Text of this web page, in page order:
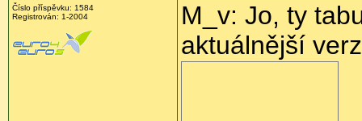
Číslo příspěvku: 1584
Registrován: 1-2004
M_v: Jo, ty
aktuálnější